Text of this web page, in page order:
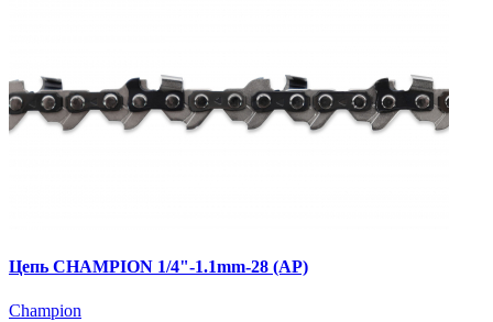
Цепь CHAMPION 1/4"-1.1mm-28 (AP)
Champion